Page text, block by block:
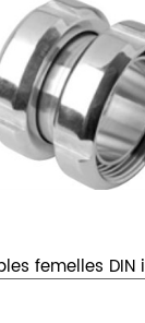
femelles DIN